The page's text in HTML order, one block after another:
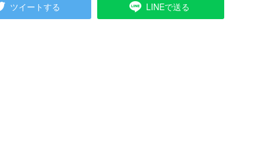
ツイートする LINEで送る